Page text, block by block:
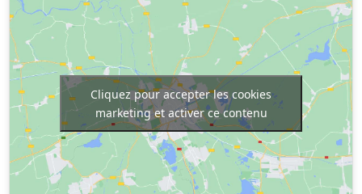
Cliquez pour accepter les cookies
marketing et activer ce contenu